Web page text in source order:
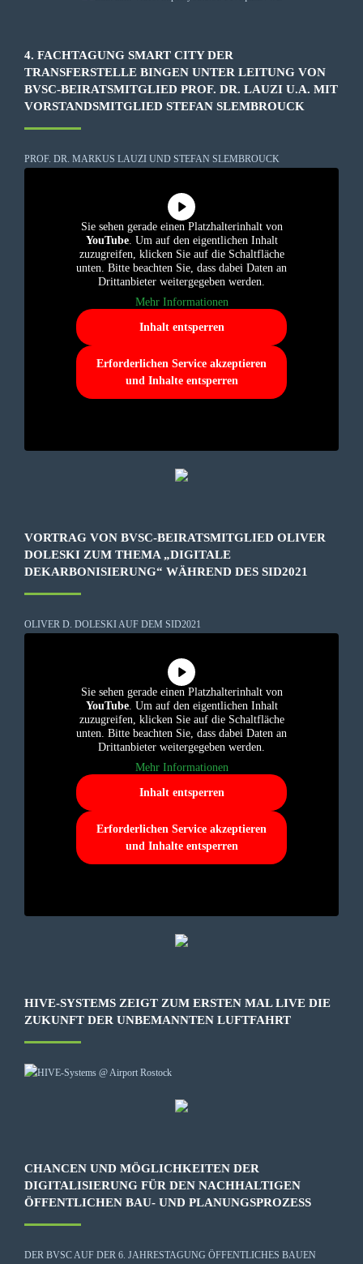
4. FACHTAGUNG SMART CITY DER
TRANSFERSTELLE BINGEN UNTER LEITUNG VON
BVSC-BEIRATSMITGLIED PROF. DR. LAUZI U.A. MIT
VORSTANDSMITGLIED STEFAN SLEMBROUCK
PROF. DR. MARKUS LAUZI UND STEFAN SLEMBROUCK
Sie sehen gerade einen Platzhalterinhalt von
YouTube. Um auf den eigentlichen Inhalt
zuzugreifen, klicken Sie auf die Schaltfläche
unten. Bitte beachten Sie, dass dabei Daten an
Drittanbieter weitergegeben werden.
Mehr Informationen
Inhalt entsperren
Erforderlichen Service akzeptieren
und Inhalte entsperren
VORTRAG VON BVSC-BEIRATSMITGLIED OLIVER
DOLESKI ZUM THEMA „DIGITALE
DEKARBONISIERUNG“ WÄHREND DES SID2021
OLIVER D. DOLESKI AUF DEM SID2021
Sie sehen gerade einen Platzhalterinhalt von
YouTube. Um auf den eigentlichen Inhalt
zuzugreifen, klicken Sie auf die Schaltfläche
unten. Bitte beachten Sie, dass dabei Daten an
Drittanbieter weitergegeben werden.
Mehr Informationen
Inhalt entsperren
Erforderlichen Service akzeptieren
und Inhalte entsperren
HIVE-SYSTEMS ZEIGT ZUM ERSTEN MAL LIVE DIE
ZUKUNFT DER UNBEMANNTEN LUFTFAHRT
CHANCEN UND MÖGLICHKEITEN DER
DIGITALISIERUNG FÜR DEN NACHHALTIGEN
ÖFFENTLICHEN BAU- UND PLANUNGSPROZESS
DER BVSC AUF DER 6. JAHRESTAGUNG ÖFFENTLICHES BAUEN